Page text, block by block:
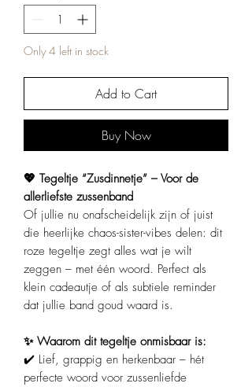
Only 4 left in stock
Add to Cart
Buy Now
💖 Tegeltje “Zusdinnetje” – Voor de
allerliefste zussenband
Of jullie nu onafscheidelijk zijn of juist
die heerlijke chaos-sister-vibes delen: dit
roze tegeltje zegt alles wat je wilt
zeggen – met één woord. Perfect als
klein cadeautje of als subtiele reminder
dat jullie band goud waard is.
✨ Waarom dit tegeltje onmisbaar is:
✔️ Lief, grappig en herkenbaar – hét
perfecte woord voor zussenliefde